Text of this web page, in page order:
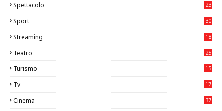
Spettacolo 23
Sport
30
Streaming 18
Teatro
25
Turismo
15
Tv
17
Cinema
37